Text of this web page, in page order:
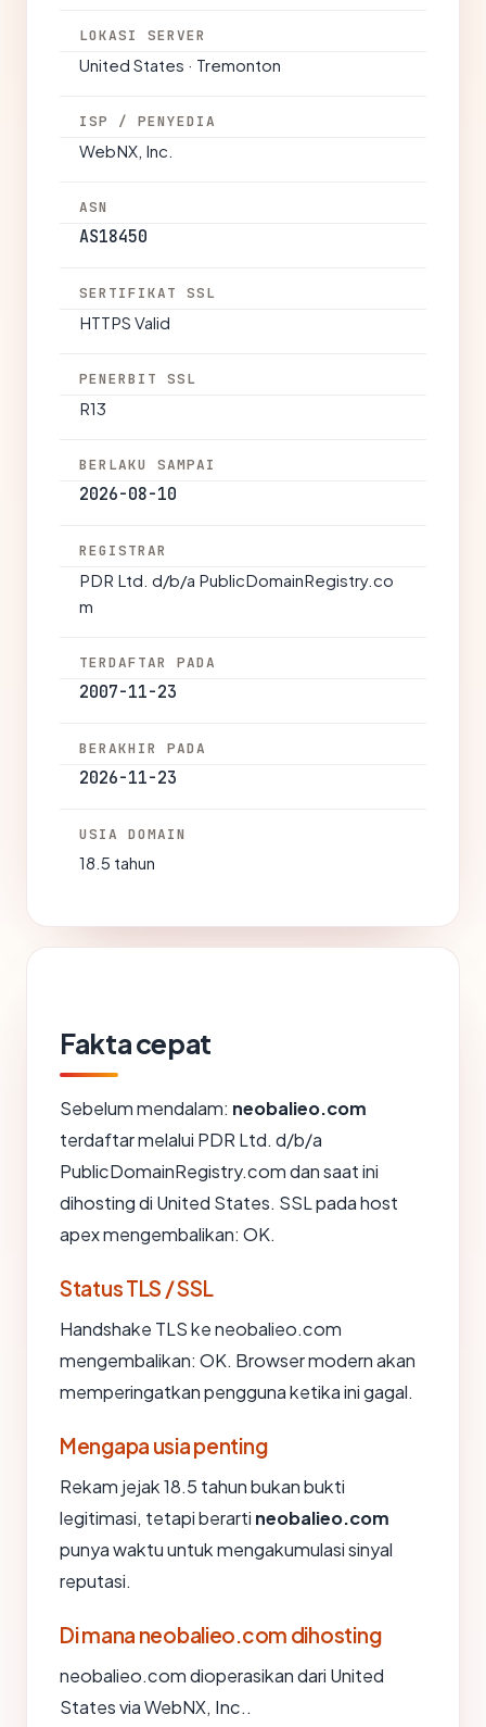
LOKASI SERVER
United States · Tremonton
ISP / PENYEDIA
WebNX, Inc.
ASN
AS18450
SERTIFIKAT SSL
HTTPS Valid
PENERBIT SSL
R13
BERLAKU SAMPAI
2026-08-10
REGISTRAR
PDR Ltd. d/b/a PublicDomainRegistry.co
m
TERDAFTAR PADA
2007-11-23
BERAKHIR PADA
2026-11-23
USIA DOMAIN
18.5 tahun
Fakta cepat
Sebelum mendalam: neobalieo.com
terdaftar melalui PDR Ltd. d/b/a
PublicDomainRegistry.com dan saat ini
dihosting di United States. SSL pada host
apex mengembalikan: OK.
Status TLS / SSL
Handshake TLS ke neobalieo.com
mengembalikan: OK. Browser modern akan
memperingatkan pengguna ketika ini gagal.
Mengapa usia penting
Rekam jejak 18.5 tahun bukan bukti
legitimasi, tetapi berarti neobalieo.com
punya waktu untuk mengakumulasi sinyal
reputasi.
Di mana neobalieo.com dihosting
neobalieo.com dioperasikan dari United
States via WebNX, Inc..